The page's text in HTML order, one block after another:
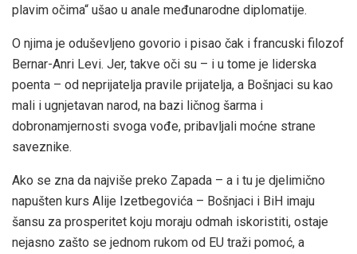
plavim očima“ ušao u anale međunarodne diplomatije.
O njima je oduševljeno govorio i pisao čak i francuski filozof
Bernar-Anri Levi. Jer, takve oči su – i u tome je liderska
poenta – od neprijatelja pravile prijatelja, a Bošnjaci su kao
mali i ugnjetavan narod, na bazi ličnog šarma i
dobronamjernosti svoga vođe, pribavljali moćne strane
saveznike.
Ako se zna da najviše preko Zapada – a i tu je djelimično
napušten kurs Alije Izetbegovića – Bošnjaci i BiH imaju
šansu za prosperitet koju moraju odmah iskoristiti, ostaje
nejasno zašto se jednom rukom od EU traži pomoć, a